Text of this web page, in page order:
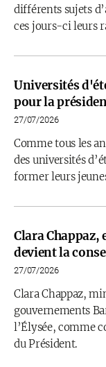
différents sujets
ces jours-ci leurs
Universités
pour la
27/07/2026
Comme tous les
des universités
former leurs
Clara
devient la
27/07/2026
Clara Chappaz,
gouvernements
l’Élysée, comme
du Président.